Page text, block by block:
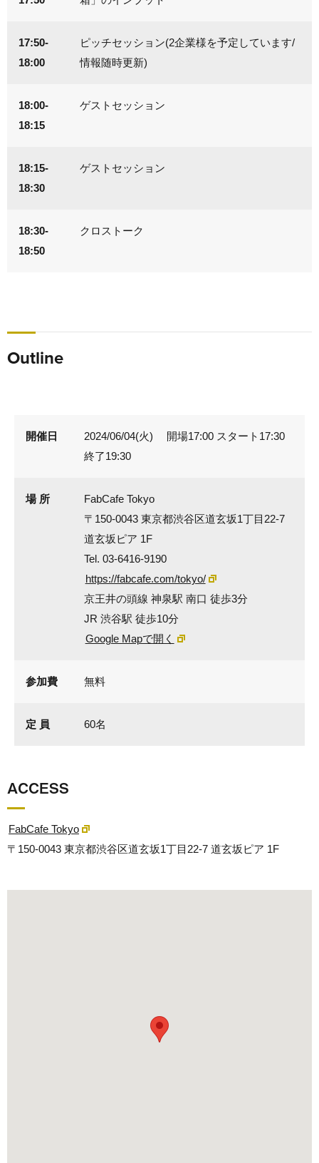
17:50-
18:00
ピッチセッション(2企業様を予定しています/
情報随時更新)
18:00-
18:15
ゲストセッション
18:15-
18:30
ゲストセッション
18:30-
18:50
クロストーク
Outline
開催日
2024/06/04(火) 開場17:00 スタート17:30
終了19:30
場 所
FabCafe Tokyo
〒150-0043 東京都渋谷区道玄坂1丁目22-7
道玄坂ピア 1F
Tel. 03-6416-9190
https://fabcafe.com/tokyo/
京王井の頭線 神泉駅 南口 徒歩3分
JR 渋谷駅 徒歩10分
Google Mapで開く
参加費 無料
定 員 60名
ACCESS
FabCafe Tokyo
〒150-0043 東京都渋谷区道玄坂1丁目22-7 道玄坂ピア 1F